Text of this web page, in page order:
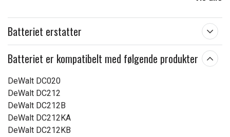
Batteriet erstatter
Batteriet er kompatibelt med følgende produkter
DeWalt DC020
DeWalt DC212
DeWalt DC212B
DeWalt DC212KA
DeWalt DC212KB